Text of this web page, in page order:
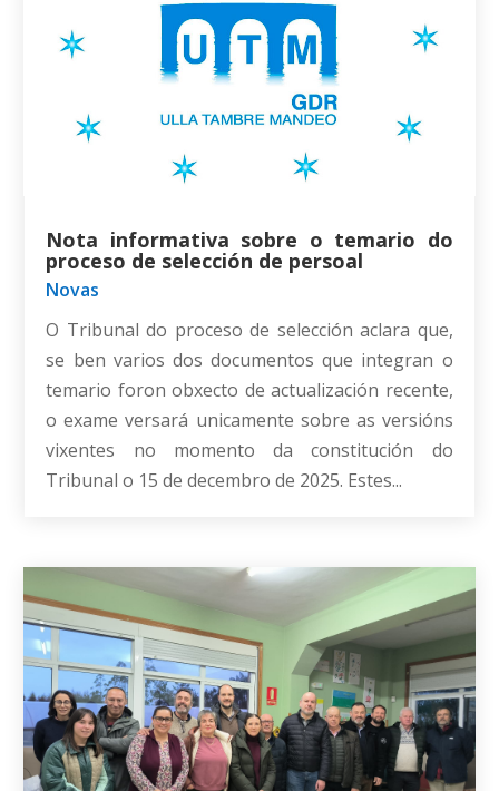
Nota informativa sobre o temario do
proceso de selección de persoal
Novas
O Tribunal do proceso de selección aclara que,
se ben varios dos documentos que integran o
temario foron obxecto de actualización recente,
o exame versará unicamente sobre as versións
vixentes no momento da constitución do
Tribunal o 15 de decembro de 2025. Estes...